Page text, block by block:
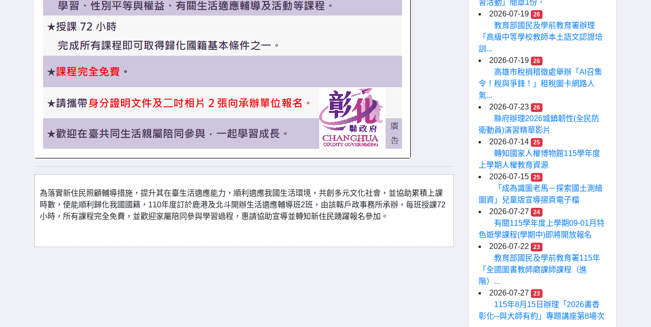
為落實新住民照顧輔導措施，提升其在臺生活適應能力，順利適應我國生活環境，共創多元文化社會，並協助累積上課
時數，使能順利歸化我國國籍，110年度訂於鹿港及北斗開辦生活適應輔導班2班，由該轄戶政事務所承辦，每班授課72
小時，所有課程完全免費，並歡迎家屬陪同參與學習過程，惠請協助宣導並轉知新住民踴躍報名參加。
習活動」簡章1份，
2026-07-19
26
教育部國民及學前教育署辦理
「高級中等學校教師本土語文認證培
訓...
2026-07-19
26
高雄市稅捐稽徵處舉辦「AI召集
令！稅與爭鋒！」租稅圖卡網路人
氣...
2026-07-23
26
縣府辦理2026城鎮韌性(全民防
衛動員)演習精華影片
2026-07-14
25
轉知國家人權博物館115學年度
上學期人權教育資源
2026-07-15
25
「成為識圖老馬－探索國土測繪
圖資」兒童版宣導摺頁電子檔
2026-07-27
24
有關115學年度上學期09-01月特
色遊學課程(學期中)即將開放報名
2026-07-22
23
教育部國民及學前教育署115年
「全國圖書教師磨課師課程（進
階）...
2026-07-27
23
115年8月15日辦理「2026書香
彰化─與大師有約」專題講座第8場次